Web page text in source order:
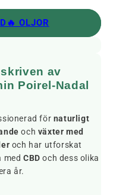
OLJOR
av
Poirel-Nadal
för naturligt
och växter med
och har utforskat
med CBD och dess olika
år.